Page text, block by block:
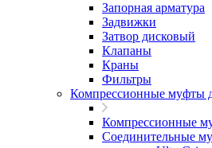
Запорная арматура
Задвижки
Затвор дисковый
Клапаны
Краны
Фильтры
Компрессионные муфты
Компрессионные
Соединительные